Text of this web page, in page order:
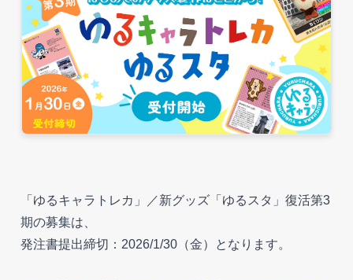
「ゆるキャラトレカ」／新グッズ「ゆるスタ」復活第3
期の募集は、
発注書提出締切：2026/1/30（金）となります。